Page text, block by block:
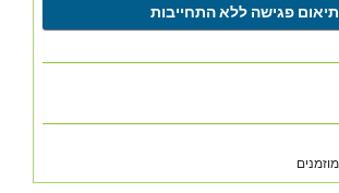
תיאום פגישה ללא התחייבות